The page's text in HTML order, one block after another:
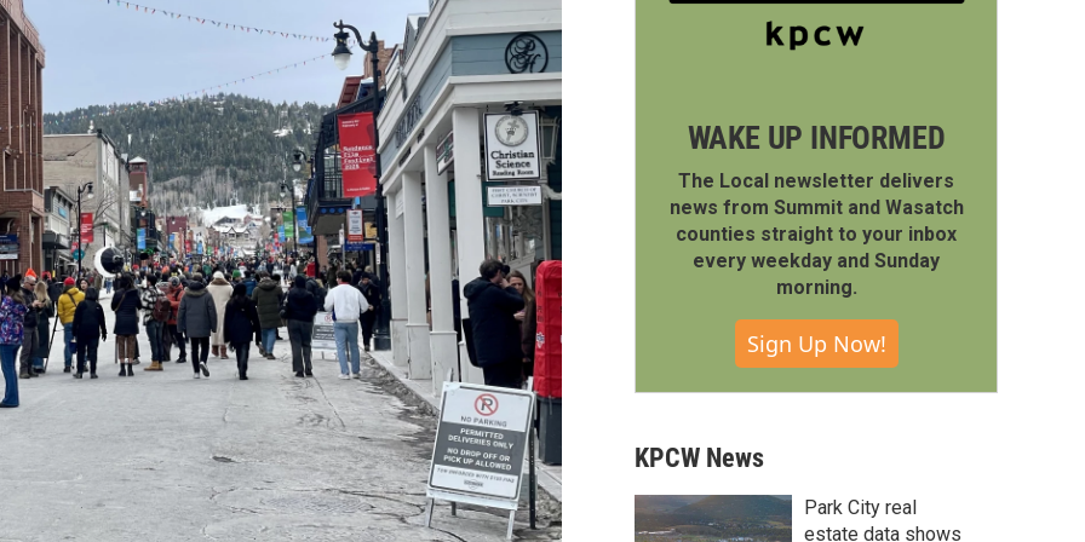
WAKE UP INFORMED
The Local newsletter delivers
news from Summit and Wasatch
counties straight to your inbox
every weekday and Sunday
morning.
Sign Up Now!
KPCW News
Park City real
estate data shows